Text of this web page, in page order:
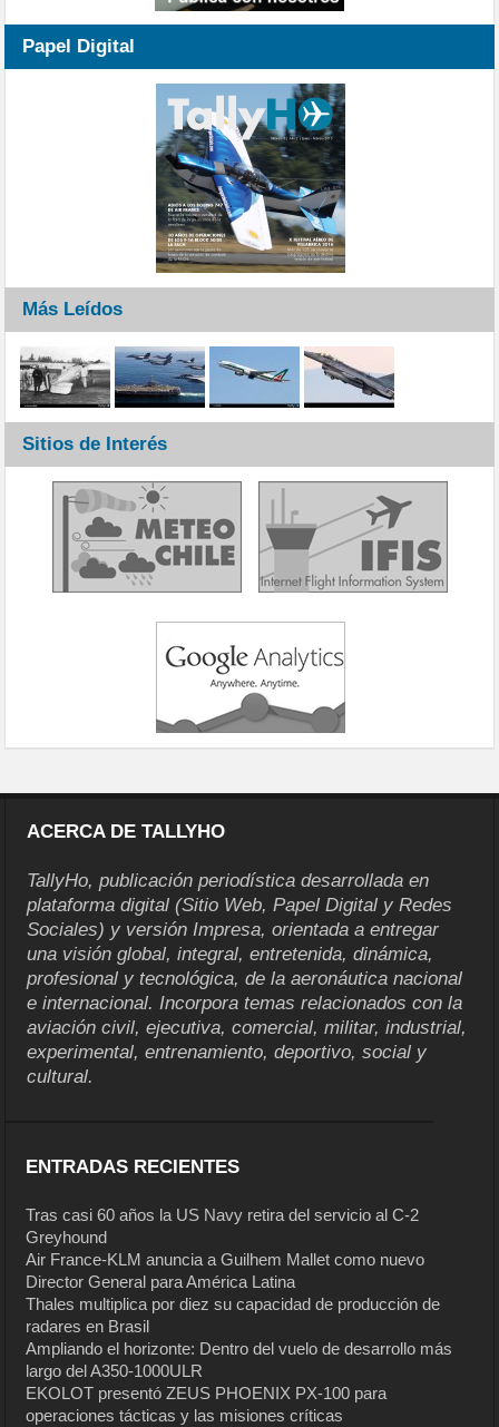
Papel Digital
Más Leídos
Sitios de Interés
ACERCA DE TALLYHO
TallyHo, publicación periodística desarrollada en
plataforma digital (Sitio Web, Papel Digital y Redes
Sociales) y versión Impresa, orientada a entregar
una visión global, integral, entretenida, dinámica,
profesional y tecnológica, de la aeronáutica nacional
e internacional. Incorpora temas relacionados con la
aviación civil, ejecutiva, comercial, militar, industrial,
experimental, entrenamiento, deportivo, social y
cultural.
ENTRADAS RECIENTES
Tras casi 60 años la US Navy retira del servicio al C-2
Greyhound
Air France-KLM anuncia a Guilhem Mallet como nuevo
Director General para América Latina
Thales multiplica por diez su capacidad de producción de
radares en Brasil
Ampliando el horizonte: Dentro del vuelo de desarrollo más
largo del A350-1000ULR
EKOLOT presentó ZEUS PHOENIX PX-100 para
operaciones tácticas y las misiones críticas